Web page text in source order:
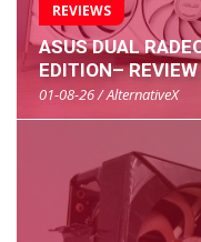
REVIEWS
ASUS DUAL
EDITION– REVIEW
01-08-26 / AlternativeX